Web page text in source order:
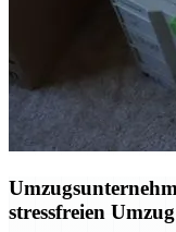
stressfreien